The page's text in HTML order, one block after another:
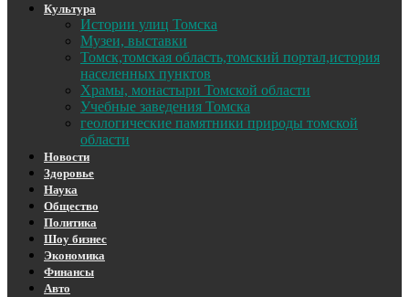
Культура
Истории улиц Томска
Музеи, выставки
Томск,томская область,томский портал,история
населенных пунктов
Храмы, монастыри Томской области
Учебные заведения Томска
геологические памятники природы томской
области
Новости
Здоровье
Наука
Общество
Политика
Шоу бизнес
Экономика
Финансы
Авто